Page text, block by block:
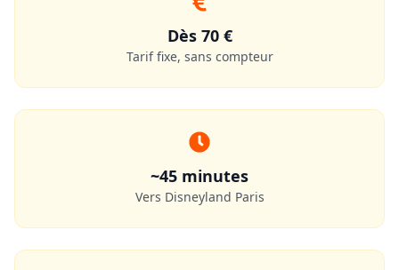
Dès 70 €
Tarif fixe, sans compteur
~45 minutes
Vers Disneyland Paris